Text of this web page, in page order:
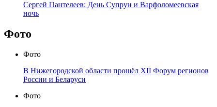
Сергей Пантелеев: День Супрун и Варфоломеевская
ночь
Фото
Фото
В Нижегородской области прошёл XII Форум регионов
России и Беларуси
Фото